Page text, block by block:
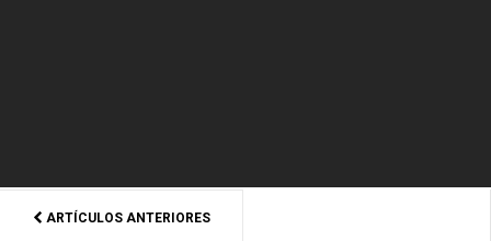
ARTÍCULOS ANTERIORES